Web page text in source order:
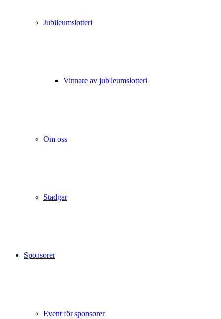
Jubileumslotteri
Vinnare av jubileumslotteri
Om oss
Stadgar
Sponsorer
Event för sponsorer